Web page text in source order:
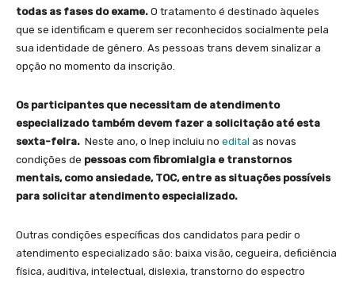
todas as fases do exame. O tratamento é destinado àqueles
que se identificam e querem ser reconhecidos socialmente pela
sua identidade de gênero. As pessoas trans devem sinalizar a
opção no momento da inscrição.
Os participantes que necessitam de atendimento
especializado também devem fazer a solicitação até esta
sexta-feira. Neste ano, o Inep incluiu no edital as novas
condições de pessoas com fibromialgia e transtornos
mentais, como ansiedade, TOC, entre as situações possíveis
para solicitar atendimento especializado.
Outras condições específicas dos candidatos para pedir o
atendimento especializado são: baixa visão, cegueira, deficiência
física, auditiva, intelectual, dislexia, transtorno do espectro